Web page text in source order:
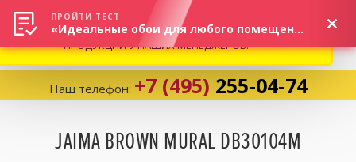
Корзина:0
Наш телефон: +7 (495) 255-04-74
JAIMA BROWN MURAL DB30104M
ВНИМАНИЕ! В СВЯЗИ С СИТУАЦИЕЙ НА РЫНКЕ, ПРОСИМ
УТОЧНЯТЬ АКТУАЛЬНУЮ СТОИМОСТЬ И НАЛИЧИЕ
ПРОДУКЦИИ У НАШИХ МЕНЕДЖЕРОВ.
ПРОЙТИ ТЕСТ
«Идеальные обои для любого помещения!»